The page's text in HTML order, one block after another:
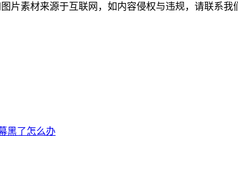
片素材来源于互联网，如内容侵权与违规，请联系我
黑了怎么办